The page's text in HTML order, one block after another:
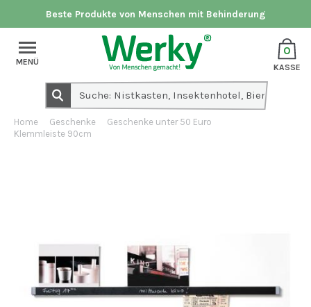
Beste Produkte von Menschen mit Behinderung
0
KASSE
MENÜ
Home Geschenke
Geschenke unter 50 Euro
Klemmleiste 90cm